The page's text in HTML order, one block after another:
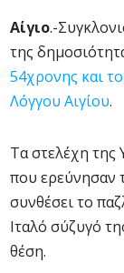
Αίγιο.-
της
54χρονης και
Λόγγου Αιγίου.
Τα στελέχη της
που ερεύνησαν
συνθέσει το
Ιταλό σύζυγό
θέση.